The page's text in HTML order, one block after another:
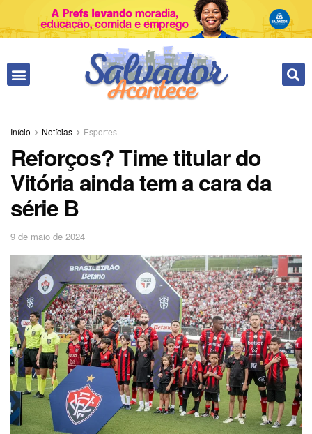
Início Notícias Esportes
Reforços? Time titular do
Vitória ainda tem a cara da
série B
9 de maio de 2024